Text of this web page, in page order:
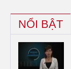
NỔI BẬT